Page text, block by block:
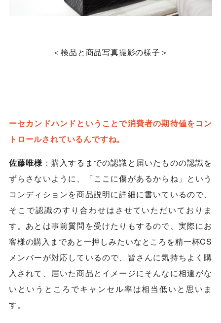
＜検品と商品写真撮影の様子＞
ーセカンドハンドということで消費者の期待値をコン
トロールされているんですね。
佐藤唯様 ：購入するまでの認識と届いたものの認識を
ずらさないように、「ここに傷があるからね」という
コンディションを商品説明に詳細に書いているので、
そこで認識のすり合わせはさせていただいておりま
す。あとは事前質問を受けたりもするので、実際にお
客様の購入まであと一押しみたいなところを精一杯CS
メンバーが対応しているので、皆さんに気持ちよく購
入されて、届いた商品とイメージにそんなに相違がな
いというところでキャンセル率は相当低いと思いま
す。